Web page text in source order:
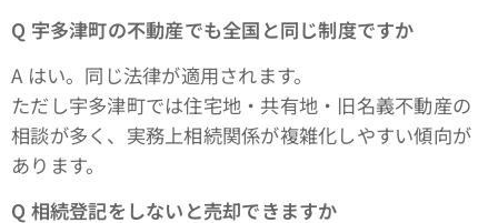
Q 宇多津町の不動産でも全国と同じ制度ですか
A はい。同じ法律が適用されます。
ただし宇多津町では住宅地・共有地・旧名義不動産の
相談が多く、実務上相続関係が複雑化しやすい傾向が
あります。
Q 相続登記をしないと売却できますか